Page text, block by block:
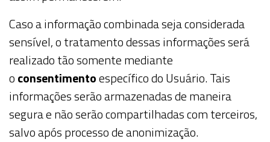
Caso a informação combinada seja considerada
sensível, o tratamento dessas informações será
realizado tão somente mediante
oconsentimentoespecífico doUsuário. Tais
informações serão armazenadas de maneira
segura e não serão compartilhadas com terceiros,
salvo após processo de anonimização.